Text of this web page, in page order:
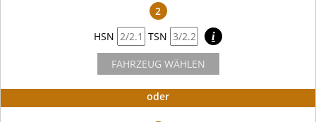
2
HSN
TSN i
FAHRZEUG WÄHLEN
oder